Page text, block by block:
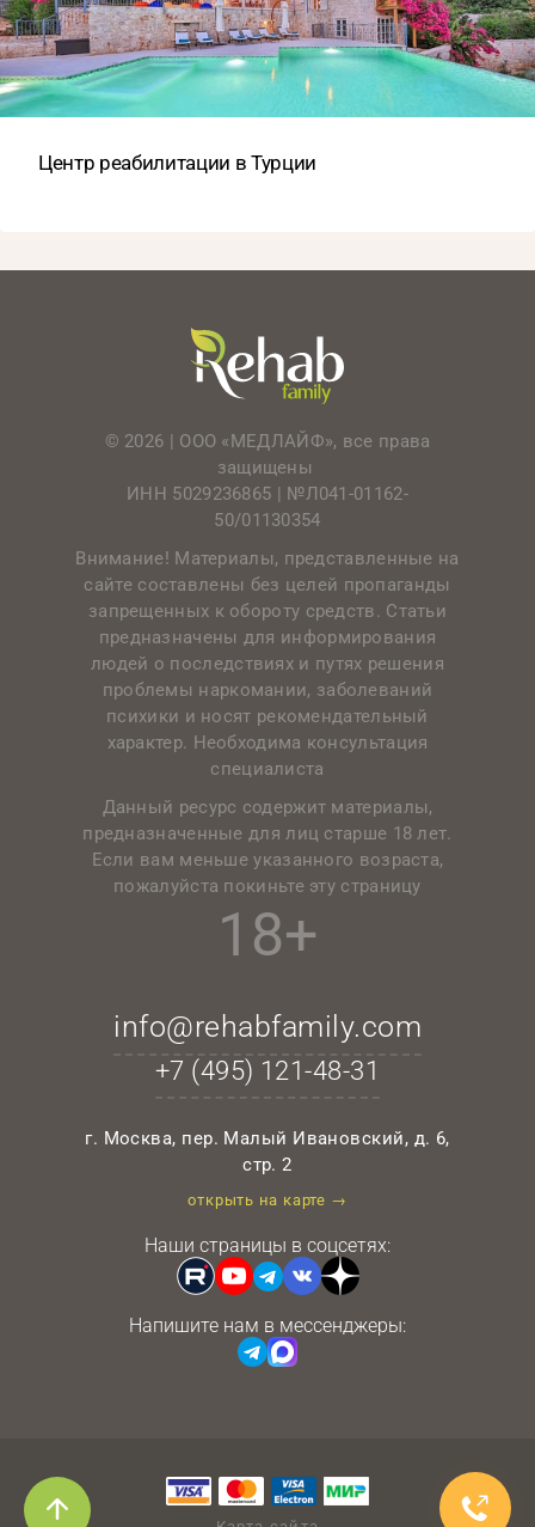
Центр реабилитации в Турции
© 2026 | ООО «МЕДЛАЙФ», все права
защищены
ИНН 5029236865 | №Л041-01162-
50/01130354
Внимание! Материалы, представленные на
сайте составлены без целей пропаганды
запрещенных к обороту средств. Статьи
предназначены для информирования
людей о последствиях и путях решения
проблемы наркомании, заболеваний
психики и носят рекомендательный
характер. Необходима консультация
специалиста
Данный ресурс содержит материалы,
предназначенные для лиц старше 18 лет.
Если вам меньше указанного возраста,
пожалуйста покиньте эту страницу
18+
info@rehabfamily.com
+7 (495) 121-48-31
г. Москва, пер. Малый Ивановский, д. 6,
стр. 2
открыть на карте →
Наши страницы в соцсетях:
Напишите нам в мессенджеры: